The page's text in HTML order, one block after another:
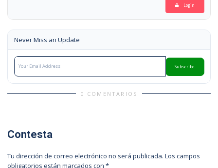
Login
Never Miss an Update
Subscribe
0 COMENTARIOS
Contesta
Tu dirección de correo electrónico no será publicada. Los campos
obligatorios están marcados con *